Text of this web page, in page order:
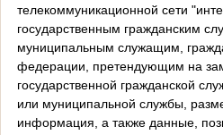
телекоммуникационной сети
государственным гражданским
муниципальным служащим,
федерации, претендующим на
государственной гражданской
или муниципальной службы,
информация, а также данные,